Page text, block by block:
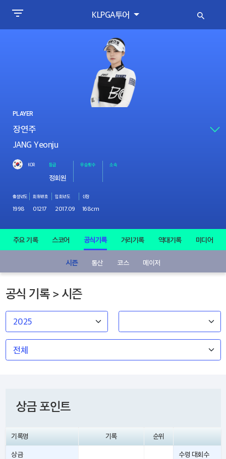
KLPGA투어
PLAYER
JANG Yeonju
KOR 등급
정회원
우승횟수 소속
출생년도
1998
회원번호
01217
입회년도
2017.09
신장
168cm
주요 기록 스코어 공식기록 거리기록 역대기록 미디어
시즌 통산 코스 메이저
공식 기록 > 시즌
상금 포인트
기록명 기록 순위
상금 수령 대회수